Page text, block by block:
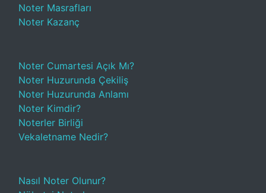
Noter Masrafları
Noter Kazanç
Noter Cumartesi Açık Mı?
Noter Huzurunda Çekiliş
Noter Huzurunda Anlamı
Noter Kimdir?
Noterler Birliği
Vekaletname Nedir?
Nasıl Noter Olunur?